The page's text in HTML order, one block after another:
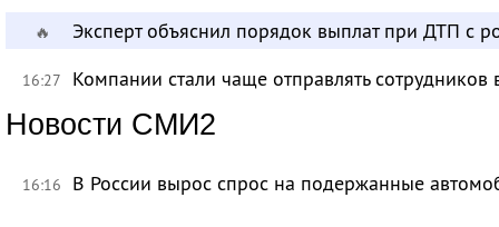
🔥 Эксперт объяснил порядок выплат при ДТП с
16:27 Компании стали чаще отправлять сотрудников
Новости СМИ2
16:16 В России вырос спрос на подержанные